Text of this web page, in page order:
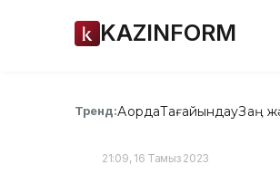
KAZINFORM
Тренд:АқордаТағайындауЗаң
21:09, 16 Тамыз 2023